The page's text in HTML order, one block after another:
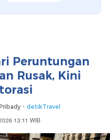
Peruntungan
Rusak, Kini
- detikTravel
13:11 WIB